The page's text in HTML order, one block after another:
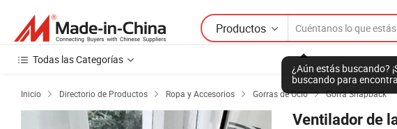
Productos
¿Aún estás buscando?
buscando para
Todas las Categorías
Inicio  Directorio de Productos  Ropa y Accesorios  Gorras de Ocio  Gorra Snapback
Ventilador de